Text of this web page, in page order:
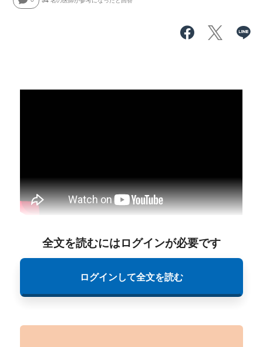
全文を読むにはログインが必要です
ログインして全文を読む